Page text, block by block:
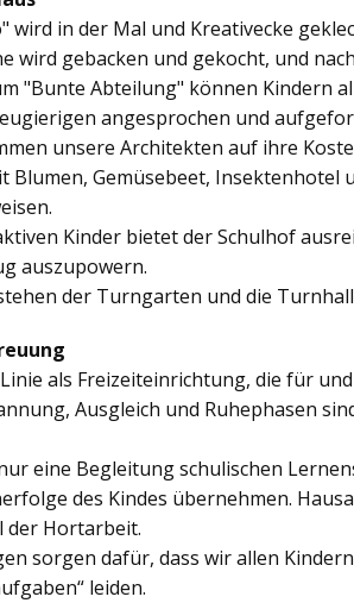
wird in der Mal und Kreativecke
wird gebacken und gekocht, und
"Bunte Abteilung" können Kindern
angesprochen und
unsere Architekten auf ihre
Blumen, Gemüsebeet,
Kinder bietet derSchulhof
auszupowern.
der Turngarten und die
als Freizeiteinrichtung, die für
Ausgleich und Ruhephasen
eine Begleitung schulischen
des Kindes übernehmen.
der Hortarbeit.
sorgen dafür, dass wir allen
leiden.